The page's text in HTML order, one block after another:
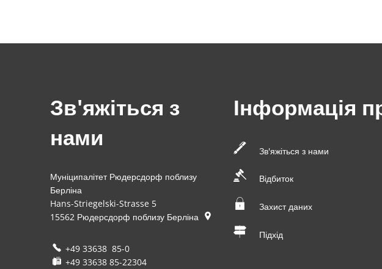
Зв'яжіться з
нами
Муніципалітет Рюдерсдорф поблизу
Берліна
Hans-Striegelski-Strasse 5
15562 Рюдерсдорф поблизу Берліна
+49 33638 85-0
+49 33638 85-22304
Інформація
Зв'яжіться з нами
Відбиток
Захист даних
Підхід